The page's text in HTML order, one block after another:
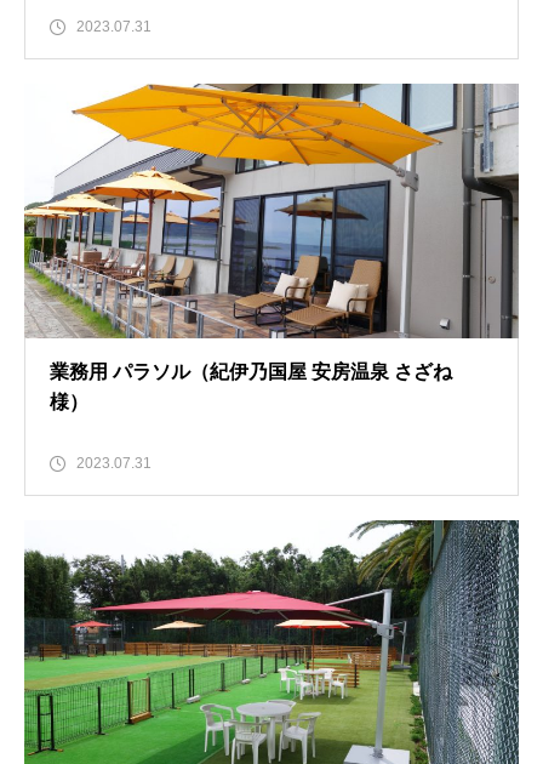
2023.07.31
業務用 パラソル（紀伊乃国屋 安房温泉 さざね
様）
2023.07.31